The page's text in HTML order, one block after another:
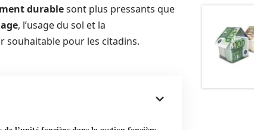
durablesont plus pressants que
, l’usage du sol et la
souhaitable pour les citadins.